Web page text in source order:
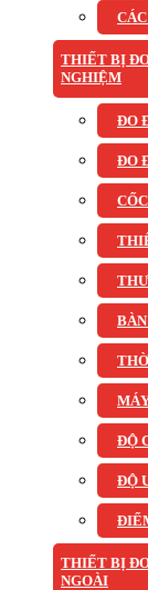
THIẾT BỊ
NGHIỆM
ĐO
ĐO
ĐỘ
ĐỘ
THIẾT BỊ
NGOÀI